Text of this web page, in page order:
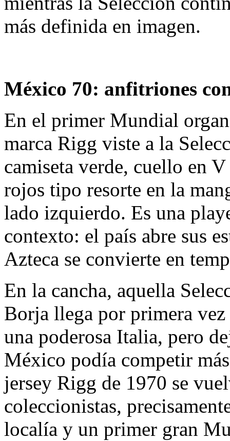
más definida en imagen.
México 70: anfitriones
En el primer Mundial
marca Rigg viste a la
camiseta verde, cuello en
rojos tipo resorte en la
lado izquierdo. Es una
contexto: el país abre sus
Azteca se convierte en
En la cancha, aquella
Borja llega por primera
una poderosa Italia, pero
México podía competir
jersey Rigg de 1970 se
coleccionistas,
localía y un primer gran